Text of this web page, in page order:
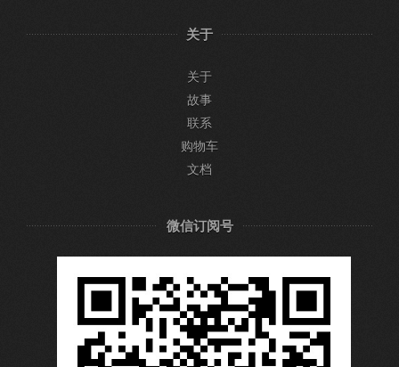
关于
关于
故事
联系
购物车
文档
微信订阅号